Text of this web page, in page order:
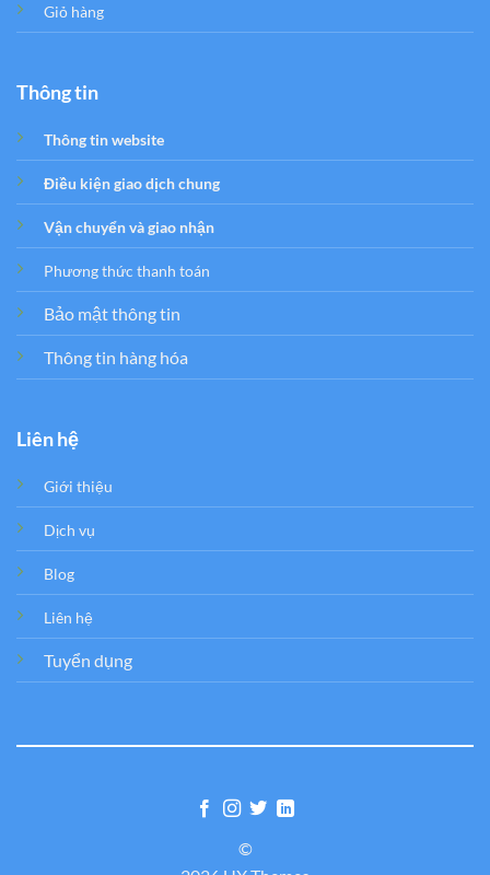
Giỏ hàng
Thông tin
Thông tin website
Điều kiện giao dịch chung
Vận chuyển và giao nhận
Phương thức thanh toán
Bảo mật thông tin
Thông tin hàng hóa
Liên hệ
Giới thiệu
Dịch vụ
Blog
Liên hệ
Tuyển dụng
©